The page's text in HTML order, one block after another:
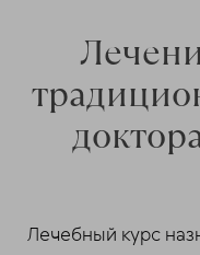
Лечебный курс